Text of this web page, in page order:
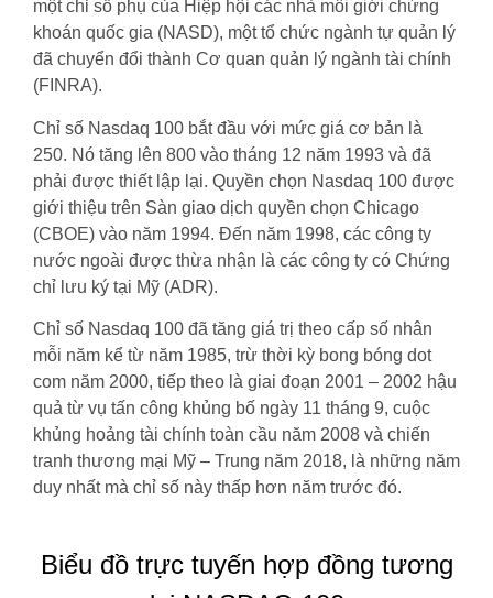
một chỉ số phụ của Hiệp hội các nhà môi giới chứng
khoán quốc gia (NASD), một tổ chức ngành tự quản lý
đã chuyển đổi thành Cơ quan quản lý ngành tài chính
(FINRA).
Chỉ số Nasdaq 100 bắt đầu với mức giá cơ bản là
250. Nó tăng lên 800 vào tháng 12 năm 1993 và đã
phải được thiết lập lại. Quyền chọn Nasdaq 100 được
giới thiệu trên Sàn giao dịch quyền chọn Chicago
(CBOE) vào năm 1994. Đến năm 1998, các công ty
nước ngoài được thừa nhận là các công ty có Chứng
chỉ lưu ký tại Mỹ (ADR).
Chỉ số Nasdaq 100 đã tăng giá trị theo cấp số nhân
mỗi năm kể từ năm 1985, trừ thời kỳ bong bóng dot
com năm 2000, tiếp theo là giai đoạn 2001 – 2002 hậu
quả từ vụ tấn công khủng bố ngày 11 tháng 9, cuộc
khủng hoảng tài chính toàn cầu năm 2008 và chiến
tranh thương mại Mỹ – Trung năm 2018, là những năm
duy nhất mà chỉ số này thấp hơn năm trước đó.
Biểu đồ trực tuyến hợp đồng tương